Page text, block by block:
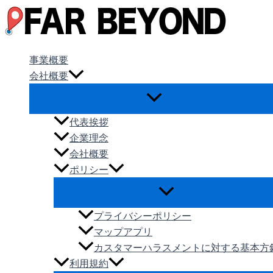
内
容
事業概要
会社概要
代表挨拶
企業理念
会社概要
ポリシー
プライバシーポリシー
マップアプリ
カスタマーハラスメントに対する基本方
利用規約